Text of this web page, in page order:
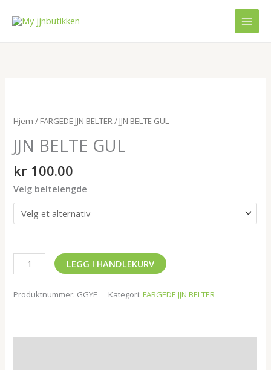
rett
Hjem / FARGEDE JJN BELTER/ JJN BELTE GUL
JJN BELTE GUL
kr 100.00
Velg beltelengde
GUL
LEGG I HANDLEKURV
Produktnummer: GGYE Kategori:FARGEDE JJN BELTER